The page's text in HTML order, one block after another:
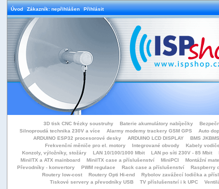
Úvod Zákazník: nepřihlášen Přihlásit
3D tisk CNC frézky soustruhy Baterie akumulátory nabíječky
Silnoproudá technika 230V a více
Alarmy modemy trackery GSM GPS
Auto
ARDUINO ESP32 procesorové desky
ARDUINO LCD DISPLAY
BMS
Frekvenční měniče pro el. motory
Integrované obvody
Kabely
Konzoly, výložníky, stožáry
LAN 10/100/1000 Mbit LAN po síti 230V - 85 Mbit
MiniITX a ATX mainboard
MiniITX case a příslušenství MiniPCI
Montážní
Převodníky - konvertory
PWM regulace Rack case a příslušenství
Raspberry
Routery low-cost
Routery Opti Hi-end
Rybolov zavážecí lodička a přísl
Tiskové servery a převodníky USB
TV příslušenství i k UPC